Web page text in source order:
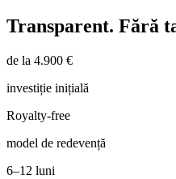
Transparent. Fără
de la 4.900 €
investiție inițială
Royalty-free
model de redevență
6–12 luni